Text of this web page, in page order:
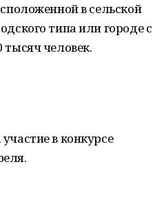
в сельской
типа или городе с
тысяч человек.
в конкурсе